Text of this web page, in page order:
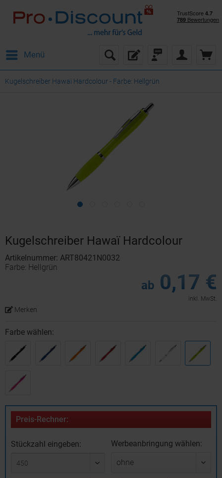
Menü
Kugelschreiber Hawaï Hardcolour - Farbe: Hellgrün
Kugelschreiber Hawaï Hardcolour
Artikelnummer: ART80421N0032
Farbe: Hellgrün
ab 0,17 €
inkl. MwSt.
Merken
Farbe wählen:
Preis-Rechner:
Stückzahl eingeben: Werbeanbringung wählen: